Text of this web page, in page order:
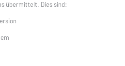
übermittelt. Dies sind: